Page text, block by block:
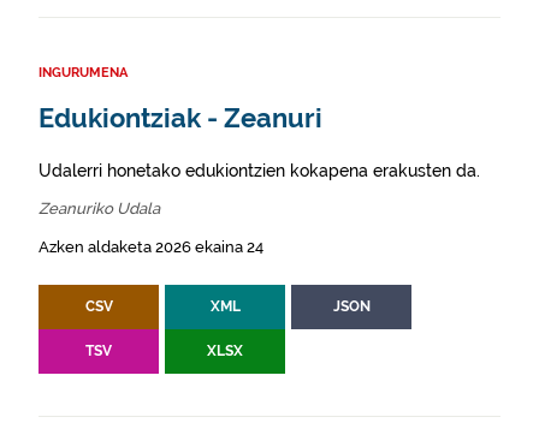
INGURUMENA
Edukiontziak - Zeanuri
Udalerri honetako edukiontzien kokapena erakusten da.
Zeanuriko Udala
Azken aldaketa 2026 ekaina 24
CSV XML JSON
TSV XLSX